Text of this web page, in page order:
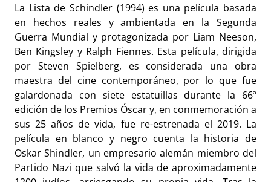
La Lista de Schindler (1994) es una película basada
en hechos reales y ambientada en la Segunda
Guerra Mundial y protagonizada por Liam Neeson,
Ben Kingsley y Ralph Fiennes. Esta película, dirigida
por Steven Spielberg, es considerada una obra
maestra del cine contemporáneo, por lo que fue
galardonada con siete estatuillas durante la 66ª
edición de los Premios Óscar y, en conmemoración a
sus 25 años de vida, fue re-estrenada el 2019. La
película en blanco y negro cuenta la historia de
Oskar Shindler, un empresario alemán miembro del
Partido Nazi que salvó la vida de aproximadamente